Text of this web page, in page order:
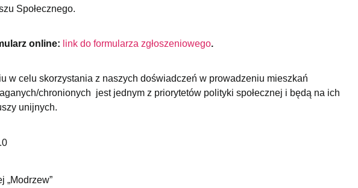
Społecznego.
online: link do formularza zgłoszeniowego.
w celu skorzystania z naszych doświadczeń w prowadzeniu mieszkań
chronionych jest jednym z priorytetów polityki społecznej i będą na ich
unijnych.
„Modrzew”